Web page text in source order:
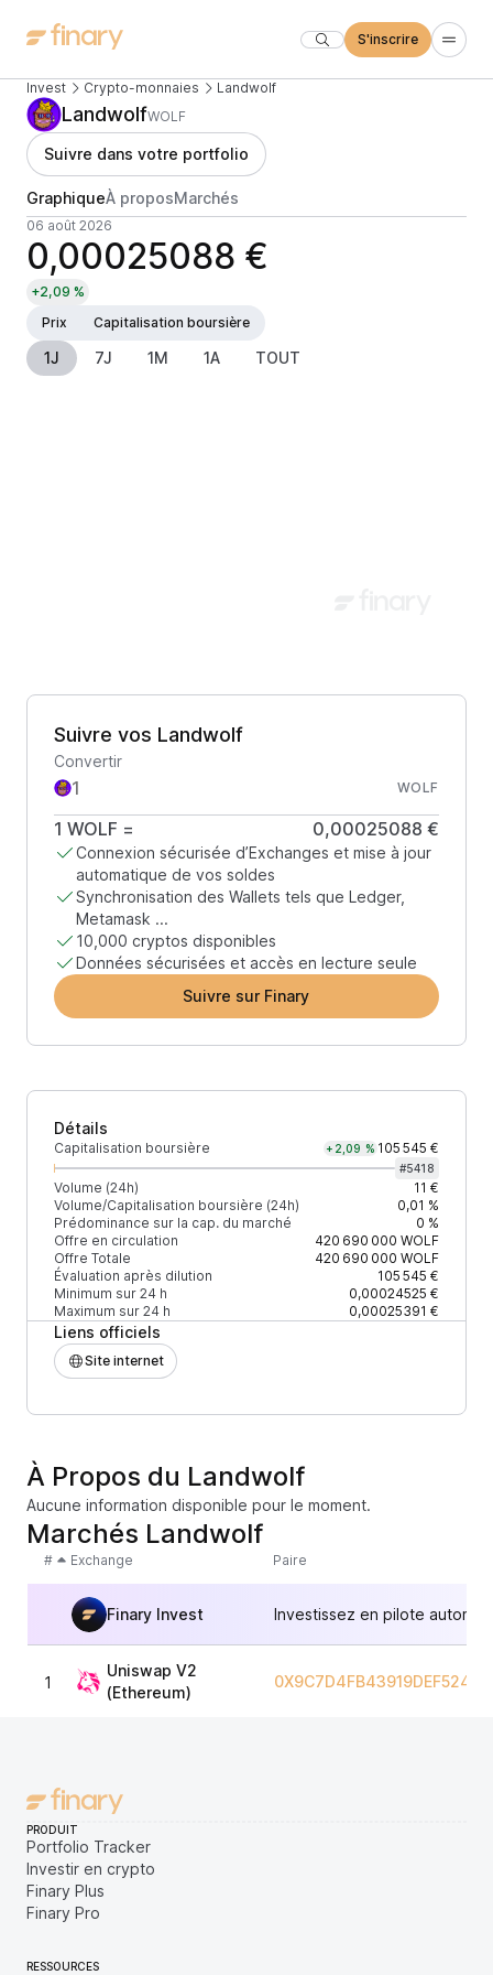
S'inscrire
Invest Crypto-monnaies Landwolf
LandwolfWOLF
Suivre dans votre portfolio
GraphiqueÀ proposMarchés
06 août 2026
0,00025088 €
+2,09 %
Prix
Capitalisation boursière
1J 7J 1M 1A TOUT
Suivre vos Landwolf
Convertir
WOLF
1 WOLF = 0,00025088 €
Connexion sécurisée d’Exchanges et mise à jour
automatique de vos soldes
Synchronisation des Wallets tels que Ledger,
Metamask ...
10,000 cryptos disponibles
Données sécurisées et accès en lecture seule
Suivre sur Finary
Détails
Capitalisation boursière +2,09 % 105 545 €
#5418
Volume (24h)
11 €
Volume/Capitalisation boursière (24h)
0,01 %
Prédominance sur la cap. du marché
0 %
Offre en circulation
420 690 000 WOLF
Offre Totale
420 690 000 WOLF
Évaluation après dilution
105 545 €
Minimum sur 24 h
0,00024525 €
Maximum sur 24 h
0,00025391 €
Liens officiels
Site internet
À Propos du Landwolf
Aucune information disponible pour le moment.
Marchés Landwolf
# Exchange Paire
Finary Invest Investissez en pilote
1
Uniswap V2
(Ethereum)
PRODUIT
Portfolio Tracker
Investir en crypto
Finary Plus
Finary Pro
RESSOURCES